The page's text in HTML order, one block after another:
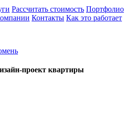
Рассчитать стоимость Портфолио
Контакты Как это работает
проект квартиры